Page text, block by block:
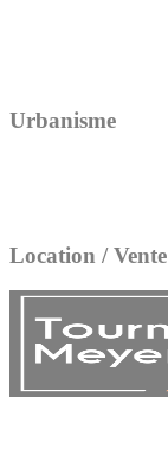
Urbanisme
Location / Vente